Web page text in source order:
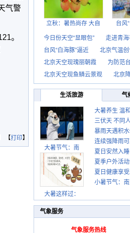
气警
。
【打印】
立秋：暑热尚存 大自 台风
今日份天空“显眼包”
走进青
台风“白海豚”逼近
北京气温
北京天空现瑰丽朝霞
为防范
北京天空现鱼鳞云景观
北京
生活旅游
气
大暑节气：南
大暑这样过：
大暑养生 温
三伏天 不同
请收好
暴雨天遇积
示请收好
连续强降雨
这些前兆要
夏日安然入
贴士
夏季户外活
健身两不误
夏日健康享
一控制”
小暑节气：南
气象服务
气象服务热线